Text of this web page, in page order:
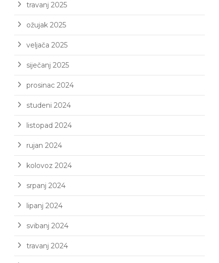
travanj 2025
ožujak 2025
veljača 2025
siječanj 2025
prosinac 2024
studeni 2024
listopad 2024
rujan 2024
kolovoz 2024
srpanj 2024
lipanj 2024
svibanj 2024
travanj 2024